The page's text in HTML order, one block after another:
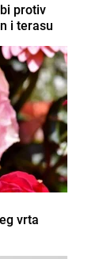
protiv
i terasu
vrta